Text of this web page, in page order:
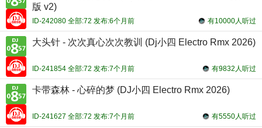
版 v2)
有10000人听过
ID-242080 全部:72 发布:6个月前
大头针 - 次次真心次次教训 (Dj小四 Electro Rmx 2026)
有9832人听过
ID-241854 全部:72 发布:7个月前
卡带森林 - 心碎的梦 (DJ小四 Electro Rmx 2026)
有5550人听过
ID-241627 全部:72 发布:7个月前